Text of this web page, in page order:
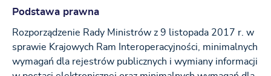
Podstawa prawna
Rozporządzenie Rady Ministrów z 9 listopada 2017 r. w
sprawie Krajowych Ram Interoperacyjności, minimalnych
wymagań dla rejestrów publicznych i wymiany informacji